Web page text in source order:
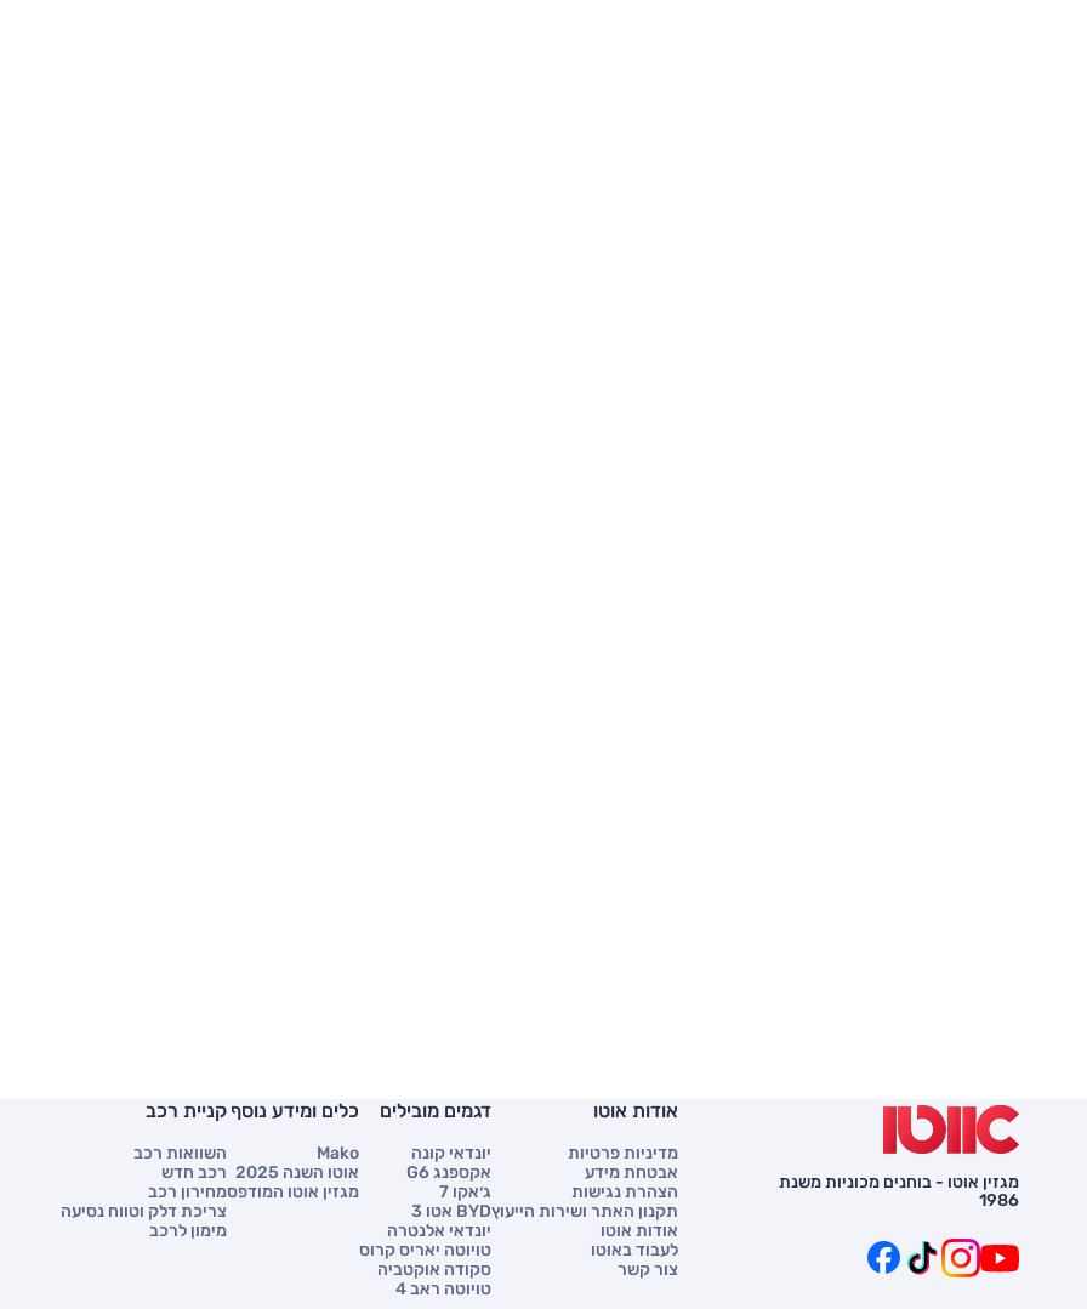
מגזין אוטו - בוחנים מכוניות משנת
1986
אודות אוטו
מדיניות פרטיות
אבטחת מידע
הצהרת נגישות
תקנון האתר ושירות הייעוץ
אודות אוטו
לעבוד באוטו
צור קשר
דגמים מובילים
יונדאי קונה
אקספנג G6
ג׳אקו 7
BYD אטו 3
יונדאי אלנטרה
טויוטה יאריס קרוס
סקודה אוקטביה
טויוטה ראב 4
כלים ומידע נוסף
Mako
אוטו השנה 2025
מגזין אוטו המודפס
קניית רכב
השוואות רכב
רכב חדש
מחירון רכב
צריכת דלק וטווח נסיעה
מימון לרכב